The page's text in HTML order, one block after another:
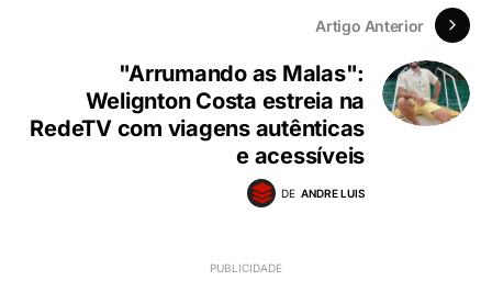
Artigo Anterior
"Arrumando as Malas":
Welignton Costa estreia na
RedeTV com viagens autênticas
e acessíveis
DE ANDRE LUIS